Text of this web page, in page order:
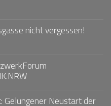
nicht vergessen!
Gelungener Neustart der